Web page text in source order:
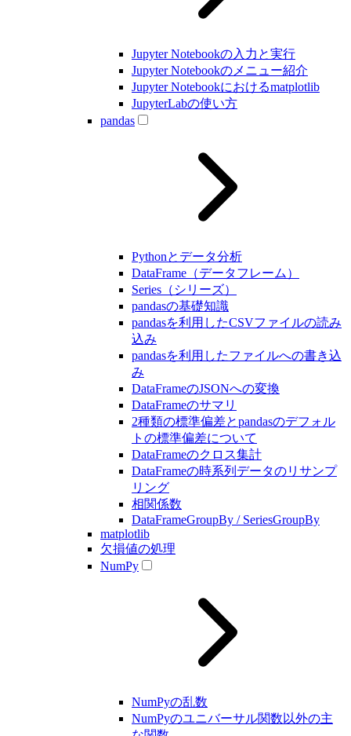
Jupyter Notebookの入力と実行
Jupyter Notebookのメニュー紹介
Jupyter Notebookにおけるmatplotlib
JupyterLabの使い方
pandas
Pythonとデータ分析
DataFrame（データフレーム）
Series（シリーズ）
pandasの基礎知識
pandasを利用したCSVファイルの読み
込み
pandasを利用したファイルへの書き込
み
DataFrameのJSONへの変換
DataFrameのサマリ
2種類の標準偏差とpandasのデフォル
トの標準偏差について
DataFrameのクロス集計
DataFrameの時系列データのリサンプ
リング
相関係数
DataFrameGroupBy / SeriesGroupBy
matplotlib
欠損値の処理
NumPy
NumPyの乱数
NumPyのユニバーサル関数以外の主